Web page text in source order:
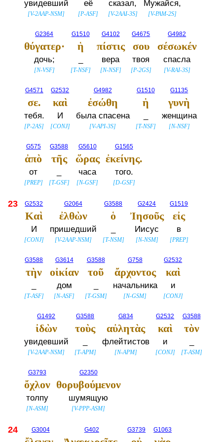
увидевший
[V-2AAP-NSM]
её
[P-ASF]
сказал,
[V-2AAI-3S]
Мужайся,
[V-PAM-2S]
G2364
θύγατερ·
дочь;
[N-VSF]
G1510
ἡ
[T-NSF]
G4102
πίστις
вера
[N-NSF]
G4675
σου
твоя
[P-2GS]
G4982
σέσωκέν
спасла
[V-RAI-3S]
G4571
σε.
тебя.
[P-2AS]
G2532
καὶ
И
[CONJ]
G4982
ἐσώθη
была спасена
[V-API-3S]
G1510
ἡ
[T-NSF]
G1135
γυνὴ
женщина
[N-NSF]
G575
ἀπὸ
от
[PREP]
G3588
τῆς
[T-GSF]
G5610
ὥρας
часа
[N-GSF]
G1565
ἐκείνης.
того.
[D-GSF]
23 G2532
Καὶ
И
[CONJ]
G2064
ἐλθὼν
пришедший
[V-2AAP-NSM]
G3588
ὁ
[T-NSM]
G2424
Ἰησοῦς
Иисус
[N-NSM]
G1519
εἰς
в
[PREP]
G3588
τὴν
[T-ASF]
G3614
οἰκίαν
дом
[N-ASF]
G3588
τοῦ
[T-GSM]
G758
ἄρχοντος
начальника
[N-GSM]
G2532
καὶ
и
[CONJ]
G1492
ἰδὼν
увидевший
[V-2AAP-NSM]
G3588
τοὺς
[T-APM]
G834
αὐλητὰς
флейтистов
[N-APM]
G2532
καὶ
и
[CONJ]
G3588
τὸν
[T-ASM]
G3793
ὄχλον
толпу
[N-ASM]
G2350
θορυβούμενον
шумящую
[V-PPP-ASM]
24 G3004 G402 G3739 G1063